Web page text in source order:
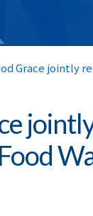
Grace jointly